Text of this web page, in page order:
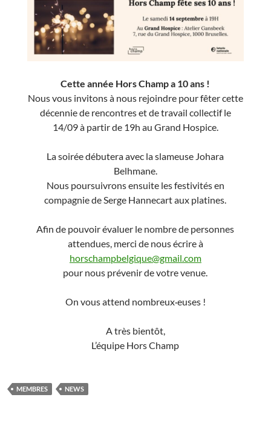
Cette année Hors Champ a 10 ans !
Nous vous invitons à nous rejoindre pour fêter cette
décennie de rencontres et de travail collectif le
14/09 à partir de 19h au Grand Hospice.
La soirée débutera avec la slameuse Johara
Belhmane.
Nous poursuivrons ensuite les festivités en
compagnie de Serge Hannecart aux platines.
Afin de pouvoir évaluer le nombre de personnes
attendues, merci de nous écrire à
horschampbelgique@gmail.com
pour nous prévenir de votre venue.
On vous attend nombreux·euses !
A très bientôt,
L’équipe Hors Champ
MEMBRES NEWS